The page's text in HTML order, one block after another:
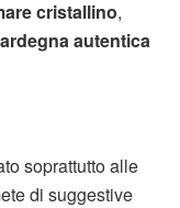
cristallino,
autentica
soprattutto alle
di suggestive